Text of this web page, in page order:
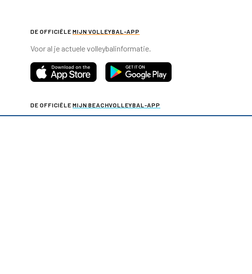
DE OFFICIËLEMIJN VOLLEYBAL-APP
Voor al je actuele volleybalinformatie.
DE OFFICIËLEMIJN BEACHVOLLEYBAL-APP